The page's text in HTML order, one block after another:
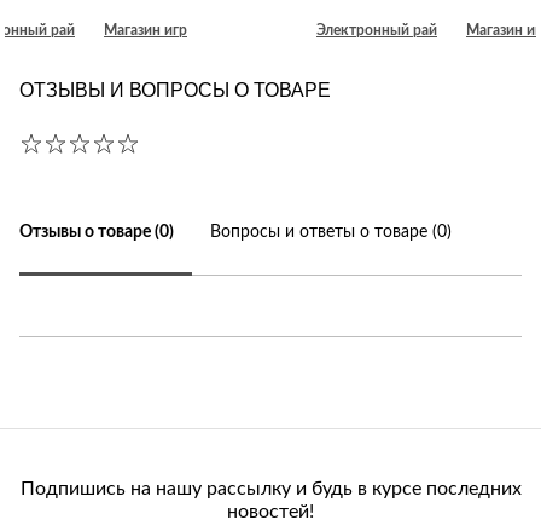
рай Магазин игр Электронный рай Магазин
ОТЗЫВЫ И ВОПРОСЫ О ТОВАРЕ
Отзывы о товаре (0) Вопросы и ответы о товаре (0)
Подпишись на нашу рассылку и будь в курсе последних
новостей!